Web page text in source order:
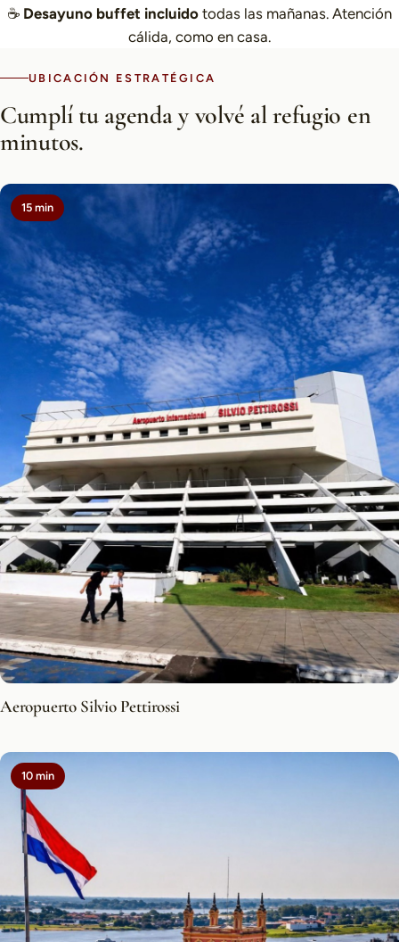
☕ Desayuno buffet incluido todas las mañanas. Atención
cálida, como en casa.
UBICACIÓN ESTRATÉGICA
Cumplí tu agenda y volvé al refugio en
minutos.
15 min
Aeropuerto Silvio Pettirossi
10 min